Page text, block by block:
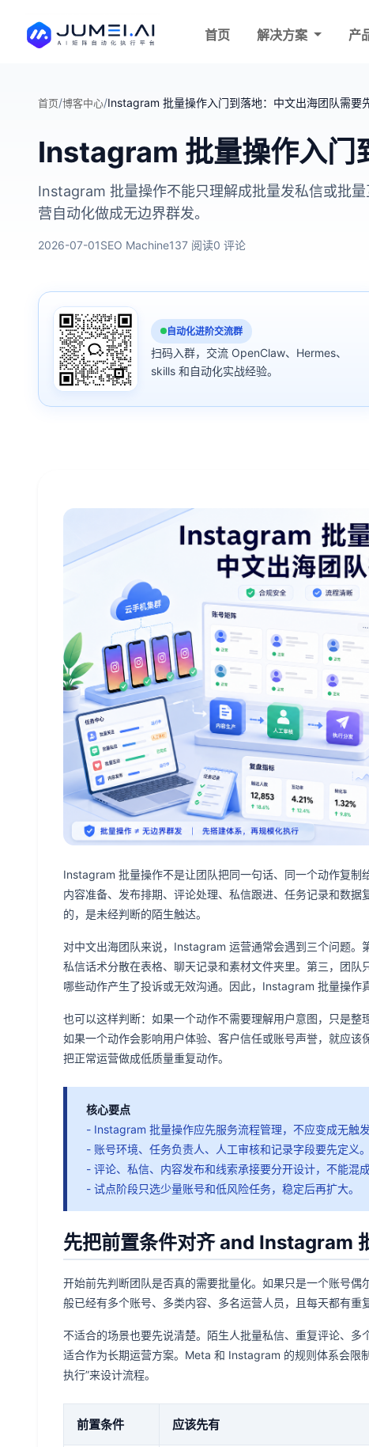
首页 解决方案 产
首页/博客中心/Instagram 批量操作入门到落地：中文出海团队需要
Instagram 批量操作入门
Instagram 批量操作不能只理解成批量发私信或批
营自动化做成无边界群发。
2026-07-01SEO Machine137 阅读0 评论
自动化进阶交流群
扫码入群，交流 OpenClaw、Hermes、
skills 和自动化实战经验。
Instagram 批量操作不是让团队把同一句话、同一个动作复制
内容准备、发布排期、评论处理、私信跟进、任务记录和数
的，是未经判断的陌生触达。
对中文出海团队来说，Instagram 运营通常会遇到三个问题
私信话术分散在表格、聊天记录和素材文件夹里。第三，团队
哪些动作产生了投诉或无效沟通。因此，Instagram 批量操作
也可以这样判断：如果一个动作不需要理解用户意图，只是整
如果一个动作会影响用户体验、客户信任或账号声誉，就应
把正常运营做成低质量重复动作。
核心要点
- Instagram 批量操作应先服务流程管理，不应变成无触发
- 账号环境、任务负责人、人工审核和记录字段要先定义。
- 评论、私信、内容发布和线索承接要分开设计，不能混成
- 试点阶段只选少量账号和低风险任务，稳定后再扩大。
先把前置条件对齐 and Instagram
开始前先判断团队是否真的需要批量化。如果只是一个账号
般已经有多个账号、多类内容、多名运营人员，且每天都有重
不适合的场景也要先说清楚。陌生人批量私信、重复评论、
适合作为长期运营方案。Meta 和 Instagram 的规则体系会限
执行”来设计流程。
前置条件 应该先有